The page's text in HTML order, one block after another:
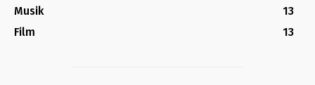
Musik
13
Film
13